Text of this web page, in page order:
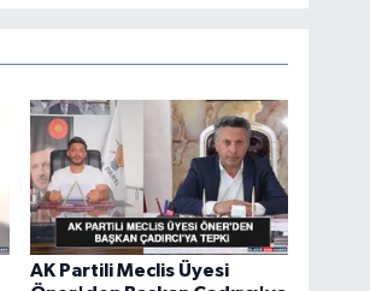
AK Partili Meclis Üyesi